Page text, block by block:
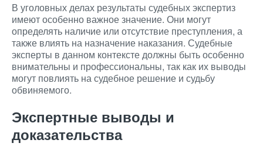
В уголовных делах результаты судебных экспертиз
имеют особенно важное значение. Они могут
определять наличие или отсутствие преступления, а
также влиять на назначение наказания. Судебные
эксперты в данном контексте должны быть особенно
внимательны и профессиональны, так как их выводы
могут повлиять на судебное решение и судьбу
обвиняемого.
Экспертные выводы и
доказательства